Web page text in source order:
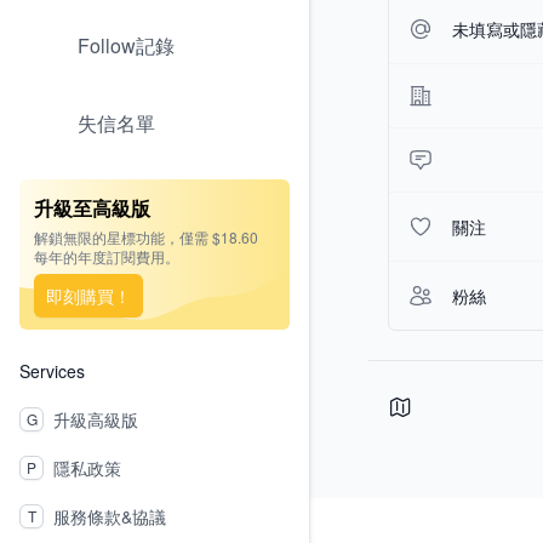
Follow記錄
失信名單
升級至高級版
解鎖無限的星標功能，僅需 $18.60
每年的年度訂閱費用。
即刻購買！
Services
G 升級高級版
P 隱私政策
T 服務條款&協議
未填寫或隱
關注
粉絲